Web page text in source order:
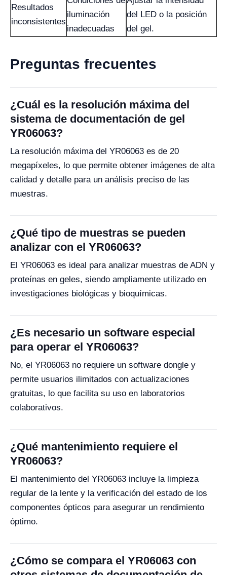
Resultados
inconsistentes
iluminación
inadecuadas
del LED o la posición
del gel.
Preguntas frecuentes
¿Cuál es la resolución máxima del
sistema de documentación de gel
YR06063?
La resolución máxima del YR06063 es de 20
megapíxeles, lo que permite obtener imágenes de alta
calidad y detalle para un análisis preciso de las
muestras.
¿Qué tipo de muestras se pueden
analizar con el YR06063?
El YR06063 es ideal para analizar muestras de ADN y
proteínas en geles, siendo ampliamente utilizado en
investigaciones biológicas y bioquímicas.
¿Es necesario un software especial
para operar el YR06063?
No, el YR06063 no requiere un software dongle y
permite usuarios ilimitados con actualizaciones
gratuitas, lo que facilita su uso en laboratorios
colaborativos.
¿Qué mantenimiento requiere el
YR06063?
El mantenimiento del YR06063 incluye la limpieza
regular de la lente y la verificación del estado de los
componentes ópticos para asegurar un rendimiento
óptimo.
¿Cómo se compara el YR06063 con